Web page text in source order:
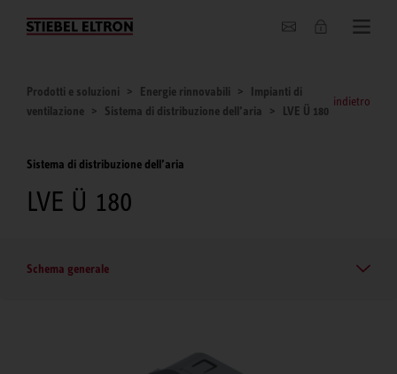
Chi siamo
Prodotti e soluzioni Energie rinnovabili
Impianti di
ventilazione
Sistema di distribuzione dell’aria LVE Ü 180
indietro
Sistema di distribuzione dell’aria
LVE Ü 180
Schema generale